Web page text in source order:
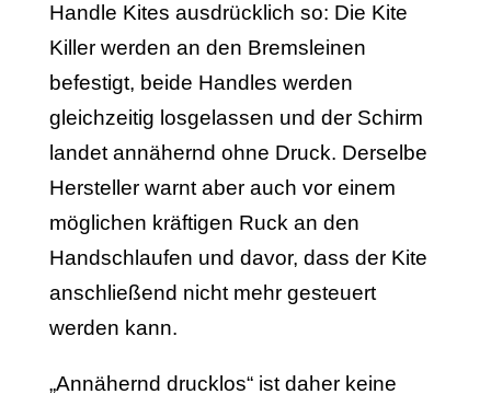
Handle Kites ausdrücklich so: Die Kite
Killer werden an den Bremsleinen
befestigt, beide Handles werden
gleichzeitig losgelassen und der Schirm
landet annähernd ohne Druck. Derselbe
Hersteller warnt aber auch vor einem
möglichen kräftigen Ruck an den
Handschlaufen und davor, dass der Kite
anschließend nicht mehr gesteuert
werden kann.
„Annähernd drucklos“ ist daher keine